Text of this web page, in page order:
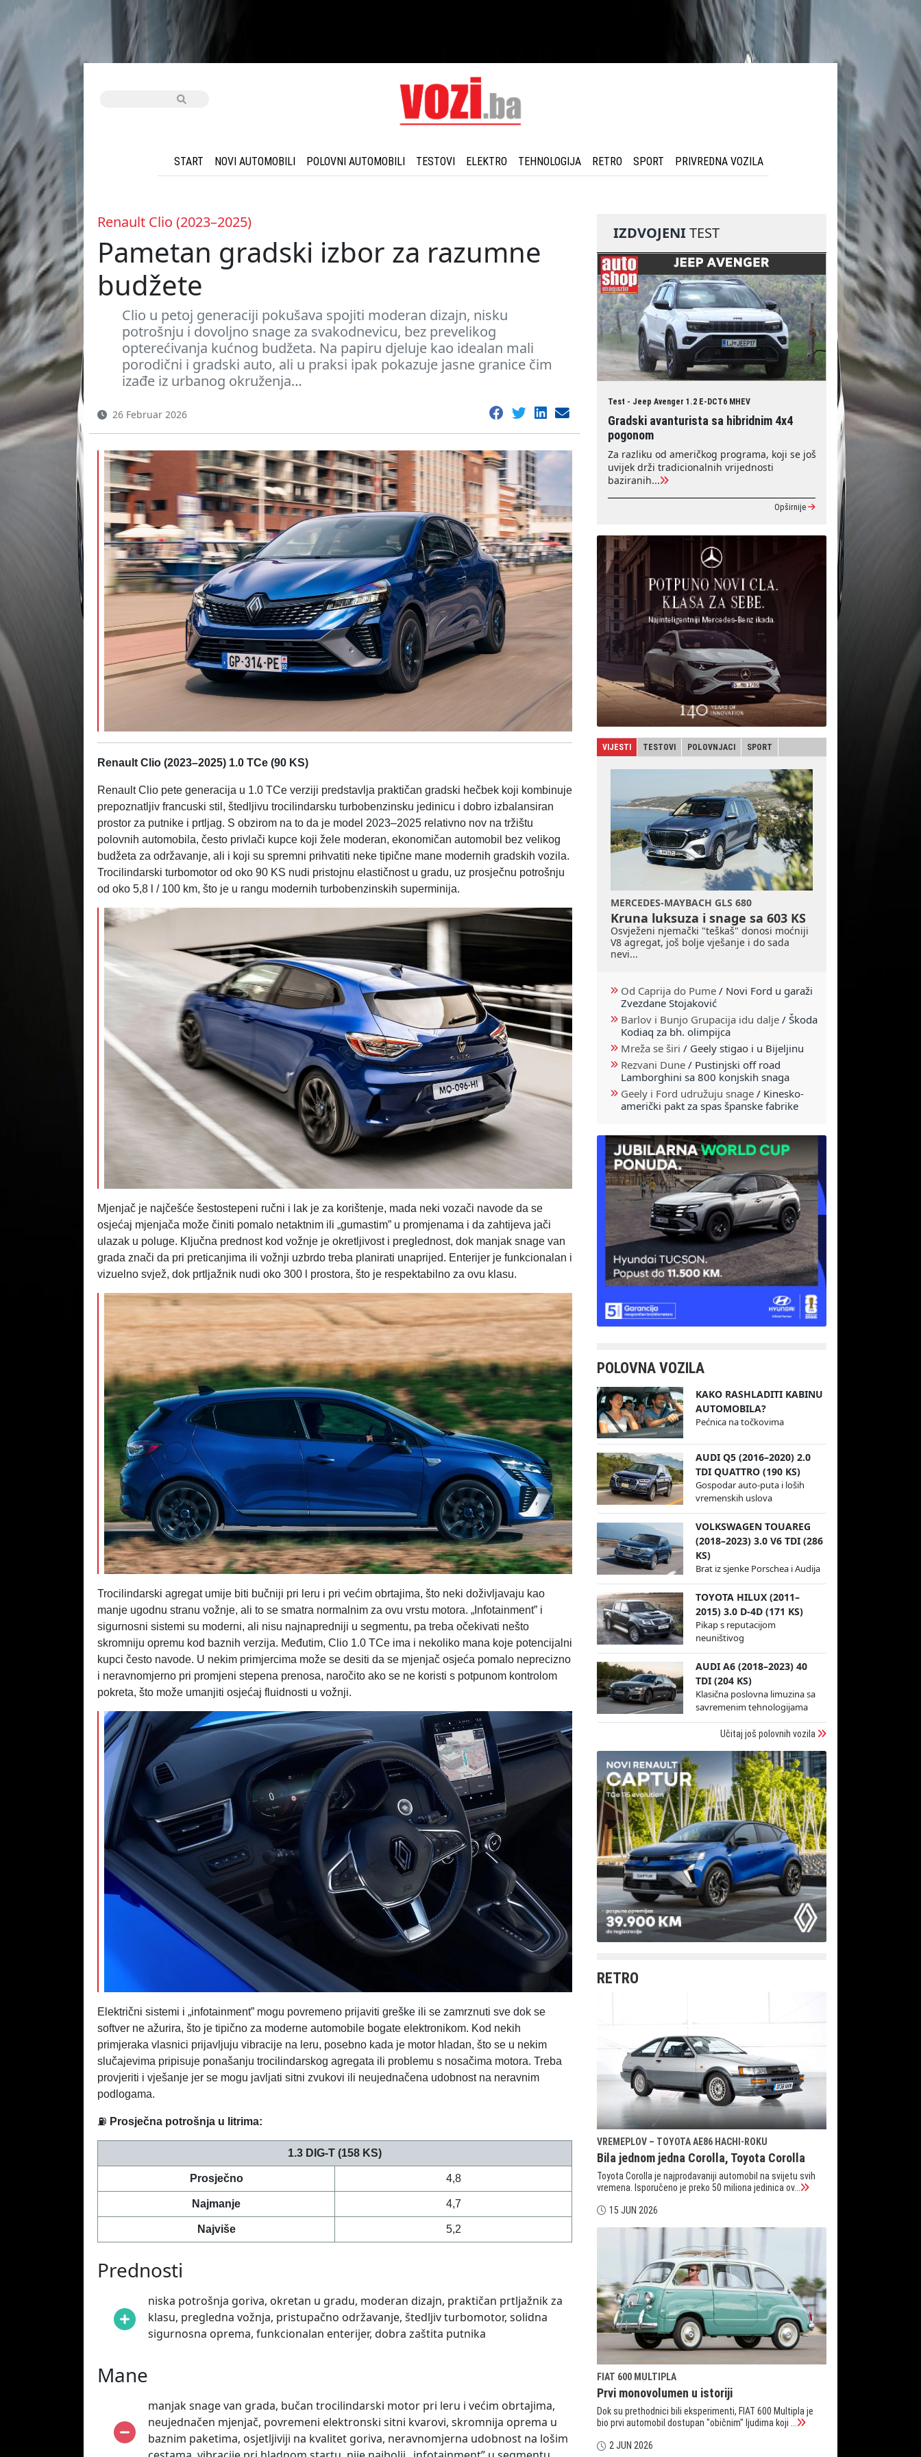
START NOVI AUTOMOBILI POLOVNI AUTOMOBILI TESTOVI ELEKTRO TEHNOLOGIJA RETRO SPORT PRIVREDNA VOZILA
Renault Clio (2023–2025)
Pametan gradski izbor za razumne
budžete
Clio u petoj generaciji pokušava spojiti moderan dizajn, nisku
potrošnju i dovoljno snage za svakodnevicu, bez prevelikog
opterećivanja kućnog budžeta. Na papiru djeluje kao idealan mali
porodični i gradski auto, ali u praksi ipak pokazuje jasne granice čim
izađe iz urbanog okruženja…
26 Februar 2026
Renault Clio (2023–2025) 1.0 TCe (90 KS)
Renault Clio pete generacija u 1.0 TCe verziji predstavlja praktičan gradski hečbek koji kombinuje
prepoznatljiv francuski stil, štedljivu trocilindarsku turbobenzinsku jedinicu i dobro izbalansiran
prostor za putnike i prtljag. S obzirom na to da je model 2023–2025 relativno nov na tržištu
polovnih automobila, često privlači kupce koji žele moderan, ekonomičan automobil bez velikog
budžeta za održavanje, ali i koji su spremni prihvatiti neke tipične mane modernih gradskih vozila.
Trocilindarski turbomotor od oko 90 KS nudi pristojnu elastičnost u gradu, uz prosječnu potrošnju
od oko 5,8 l / 100 km, što je u rangu modernih turbobenzinskih superminija.
Mjenjač je najčešće šestostepeni ručni i lak je za korištenje, mada neki vozači navode da se
osjećaj mjenjača može činiti pomalo netaktnim ili „gumastim” u promjenama i da zahtijeva jači
ulazak u poluge. Ključna prednost kod vožnje je okretljivost i preglednost, dok manjak snage van
grada znači da pri preticanjima ili vožnji uzbrdo treba planirati unaprijed. Enterijer je funkcionalan i
vizuelno svjež, dok prtljažnik nudi oko 300 l prostora, što je respektabilno za ovu klasu.
Trocilindarski agregat umije biti bučniji pri leru i pri većim obrtajima, što neki doživljavaju kao
manje ugodnu stranu vožnje, ali to se smatra normalnim za ovu vrstu motora. „Infotainment” i
sigurnosni sistemi su moderni, ali nisu najnapredniji u segmentu, pa treba očekivati nešto
skromniju opremu kod baznih verzija. Međutim, Clio 1.0 TCe ima i nekoliko mana koje potencijalni
kupci često navode. U nekim primjercima može se desiti da se mjenjač osjeća pomalo neprecizno
i neravnomjerno pri promjeni stepena prenosa, naročito ako se ne koristi s potpunom kontrolom
pokreta, što može umanjiti osjećaj fluidnosti u vožnji.
Električni sistemi i „infotainment” mogu povremeno prijaviti greške ili se zamrznuti sve dok se
softver ne ažurira, što je tipično za moderne automobile bogate elektronikom. Kod nekih
primjeraka vlasnici prijavljuju vibracije na leru, posebno kada je motor hladan, što se u nekim
slučajevima pripisuje ponašanju trocilindarskog agregata ili problemu s nosačima motora. Treba
provjeriti i vješanje jer se mogu javljati sitni zvukovi ili neujednačena udobnost na neravnim
podlogama.
⛽ Prosječna potrošnja u litrima:
1.3 DIG-T (158 KS)
Prosječno 4,8
Najmanje 4,7
Najviše 5,2
Prednosti
niska potrošnja goriva, okretan u gradu, moderan dizajn, praktičan prtljažnik za
klasu, pregledna vožnja, pristupačno održavanje, štedljiv turbomotor, solidna
sigurnosna oprema, funkcionalan enterijer, dobra zaštita putnika
Mane
manjak snage van grada, bučan trocilindarski motor pri leru i većim obrtajima,
neujednačen mjenjač, povremeni elektronski sitni kvarovi, skromnija oprema u
baznim paketima, osjetljiviji na kvalitet goriva, neravnomjerna udobnost na lošim
IZDVOJENITEST
Test - Jeep Avenger 1.2 E-DCT6 MHEV
Gradski avanturista sa hibridnim 4x4
pogonom
Za razliku od američkog programa, koji se još
uvijek drži tradicionalnih vrijednosti
baziranih...
Opširnije
VIJESTI TESTOVI POLOVNJACI SPORT
MERCEDES-MAYBACH GLS 680
Kruna luksuza i snage sa 603 KS
Osvježeni njemački "teškaš" donosi moćniji
V8 agregat, još bolje vješanje i do sada
nevi...
Od Caprija do Pume / Novi Ford u garaži
Zvezdane Stojaković
Barlov i Bunjo Grupacija idu dalje /Škoda
Kodiaq za bh. olimpijca
Mreža se širi / Geely stigao i u Bijeljinu
Rezvani Dune / Pustinjski off road
Lamborghini sa 800 konjskih snaga
Geely i Ford udružuju snage / Kinesko-
američki pakt za spas španske fabrike
POLOVNA VOZILA
KAKO RASHLADITI KABINU
AUTOMOBILA?
Pećnica na točkovima
AUDI Q5 (2016–2020) 2.0
TDI QUATTRO (190 KS)
Gospodar auto-puta i loših
vremenskih uslova
VOLKSWAGEN TOUAREG
(2018–2023) 3.0 V6 TDI (286
KS)
Brat iz sjenke Porschea i Audija
TOYOTA HILUX (2011–
2015) 3.0 D-4D (171 KS)
Pikap s reputacijom
neuništivog
AUDI A6 (2018–2023) 40
TDI (204 KS)
Klasična poslovna limuzina sa
savremenim tehnologijama
Učitaj još polovnih vozila
RETRO
VREMEPLOV – TOYOTA AE86 HACHI-ROKU
Bila jednom jedna Corolla, Toyota Corolla
Toyota Corolla je najprodavaniji automobil na svijetu svih
vremena. Isporučeno je preko 50 miliona jedinica ov...
15 JUN 2026
FIAT 600 MULTIPLA
Prvi monovolumen u istoriji
Dok su prethodnici bili eksperimenti, FIAT 600 Multipla je
bio prvi automobil dostupan "običnim" ljudima koji ...
2 JUN 2026